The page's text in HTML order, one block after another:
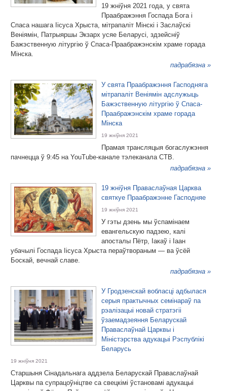
19 жніўня 2021 года, у свята
Праабражэння Госпада Бога і
Спаса нашага Іісуса Хрыста, мітрапаліт Мінскі і Заслаўскі
Веніямін, Патрыяршы Экзарх усяе Беларусі, здзейсніў
Бажэственную літургію ў Спаса-Праабражэнскім храме горада
Мінска.
падрабязна »
У свята Праабражэння Гасподняга
мітрапаліт Веніямін адслужыць
Бажэственную літургію ў Спаса-
Праабражэнскім храме горада
Мінска
19 жніўня 2021
Прамая трансляцыя богаслужэння
пачнецца ў 9:45 на YouTube-канале тэлеканала СТВ.
падрабязна »
19 жніўня Праваслаўная Царква
святкуе Праабражэнне Гасподняе
19 жніўня 2021
У гэты дзень мы ўспамінаем
евангельскую падзею, калі
апосталы Пётр, Іакаў і Іаан
убачылі Госпада Іісуса Хрыста пераўтвораным — ва ўсёй
Боскай, вечнай славе.
падрабязна »
У Гродзенскай вобласці адбылася
серыя практычных семінараў па
рэалізацыі новай стратэгіі
ўзаемадзеяння Беларускай
Праваслаўнай Царквы і
Міністэрства адукацыі Рэспублікі
Беларусь
19 жніўня 2021
Старшыня Сінадальнага аддзела Беларускай Праваслаўнай
Царквы па супрацоўніцтве са свецкімі ўстановамі адукацыі